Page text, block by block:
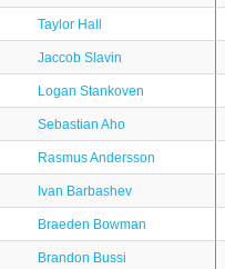
Taylor Hall
Jaccob Slavin
Logan Stankoven
Sebastian Aho
Rasmus Andersson
Ivan Barbashev
Braeden Bowman
Brandon Bussi